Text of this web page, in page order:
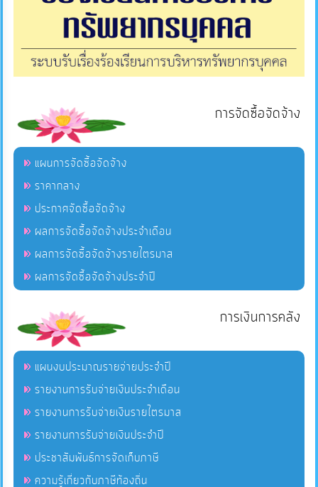
การจัดซื้อจัดจ้าง
แผนการจัดซื้อจัดจ้าง
ราคากลาง
ประกาศจัดซื้อจัดจ้าง
ผลการจัดซื้อจัดจ้างประจำเดือน
ผลการจัดซื้อจัดจ้างรายไตรมาส
ผลการจัดซื้อจัดจ้างประจำปี
การเงินการคลัง
แผนงบประมาณรายจ่ายประจำปี
รายงานการรับจ่ายเงินประจำเดือน
รายงานการรับจ่ายเงินรายไตรมาส
รายงานการรับจ่ายเงินประจำปี
ประชาสัมพันธ์การจัดเก็บภาษี
ความรู้เกี่ยวกับภาษีท้องถิ่น